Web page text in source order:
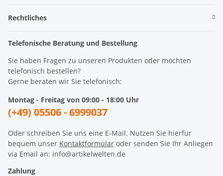
Rechtliches
Telefonische Beratung und Bestellung
Sie haben Fragen zu unseren Produkten oder möchten
telefonisch bestellen?
Gerne beraten wir Sie telefonisch:
Montag - Freitag von 09:00 - 18:00 Uhr
(+49) 05506 - 6999037
Oder schreiben Sie uns eine E-Mail. Nutzen Sie hierfür
bequem unser Kontaktformular oder senden Sie Ihr Anliegen
via Email an: info@artikelwelten.de
Zahlung